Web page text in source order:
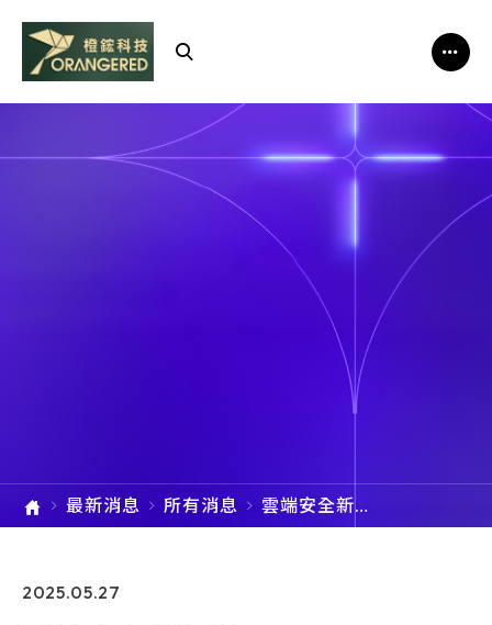
鋐
最新消息 所有消息
雲端安全新標
準！Sentinel
2025.05.27